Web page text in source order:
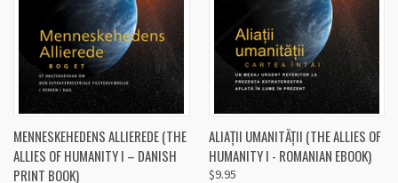
MENNESKEHEDENS ALLIEREDE (THE
ALLIES OF HUMANITY I – DANISH
PRINT BOOK)
ALIAȚII UMANITĂȚII (THE ALLIES OF
HUMANITY I - ROMANIAN EBOOK)
$9.95